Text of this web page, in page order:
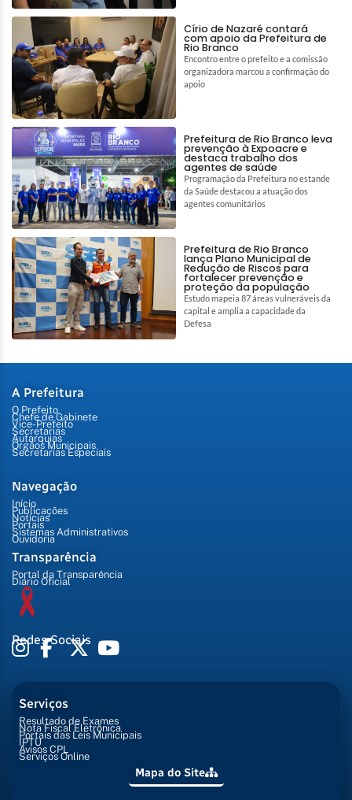
Círio de Nazaré contará
com apoio da Prefeitura de
Rio Branco
Encontro entre o prefeito e a comissão
organizadora marcou a confirmação do
apoio
Prefeitura de Rio Branco leva
prevenção à Expoacre e
destaca trabalho dos
agentes de saúde
Programação da Prefeitura no estande
da Saúde destacou a atuação dos
agentes comunitários
Prefeitura de Rio Branco
lança Plano Municipal de
Redução de Riscos para
fortalecer prevenção e
proteção da população
Estudo mapeia 87 áreas vulneráveis da
capital e amplia a capacidade da
Defesa
A Prefeitura
O Prefeito
Chefe de Gabinete
Vice-Prefeito
Secretarias
Autarquias
Órgãos Municipais
Secretarias Especiais
Navegação
Início
Publicações
Notícias
Portais
Sistemas Administrativos
Ouvidoria
Transparência
Portal da Transparência
Diário Oficial
Redes Sociais
Serviços
Resultado de Exames
Nota Fiscal Eletrônica
Portais das Leis Municipais
IPTU
Avisos CPL
Serviços Online
Mapa do Site